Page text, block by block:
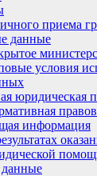
приема
данные
условия
юридическая
информация